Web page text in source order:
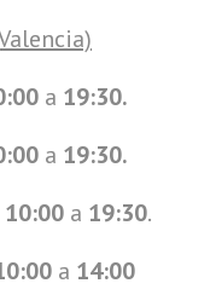
a 19:30.
a 19:30.
a 19:30.
a 14:00